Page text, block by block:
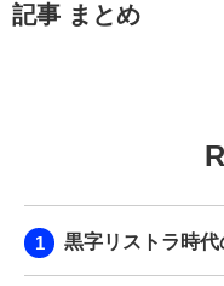
AI
記事 まとめ
黒字リストラ時